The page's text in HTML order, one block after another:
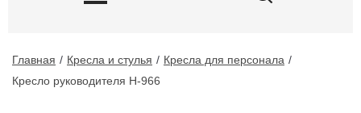
Главная Кресла и стулья
Кресла для персонала
Кресло руководителя H-966